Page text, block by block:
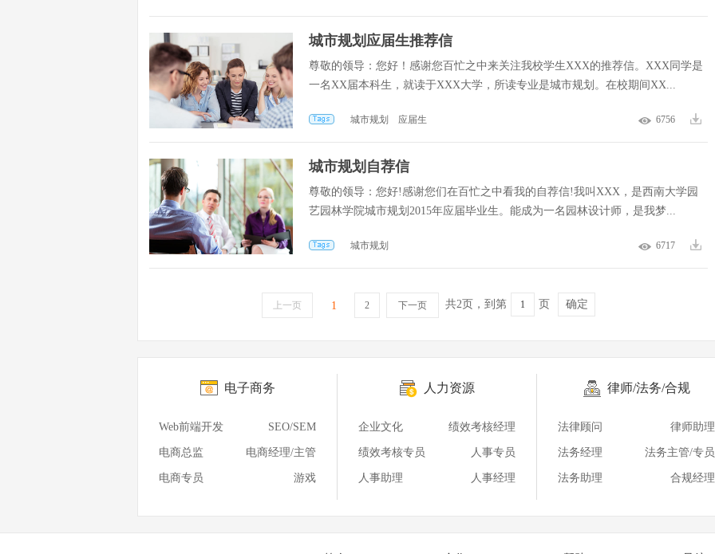
城市规划应届生推荐信
尊敬的领导：您好！感谢您百忙之中来关注我校学生XXX的推荐信。XXX同学是
一名XX届本科生，就读于XXX大学，所读专业是城市规划。在校期间XX...
城市规划 应届生 6756
城市规划自荐信
尊敬的领导：您好!感谢您们在百忙之中看我的自荐信!我叫XXX，是西南大学园
艺园林学院城市规划2015年应届毕业生。能成为一名园林设计师，是我梦...
城市规划 6717
上一页 1 2 下一页 共2页，到第 页 确定
电子商务
Web前端开发 SEO/SEM
电商总监 电商经理/主管
电商专员 游戏
人力资源
企业文化 绩效考核经理
绩效考核专员 人事专员
人事助理 人事经理
律师/法务/合规
法律顾问 律师助理
法务经理 法务主管/专员
法务助理 合规经理